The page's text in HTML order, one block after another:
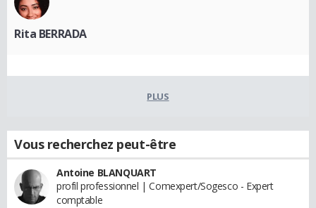
Rita BERRADA
PLUS
Vous recherchez peut-être
Antoine BLANQUART
profil professionnel | Comexpert/Sogesco - Expert
comptable